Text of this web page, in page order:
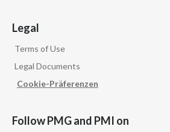
Legal
Terms of Use
Legal Documents
Cookie-Präferenzen
Follow PMG and PMI on